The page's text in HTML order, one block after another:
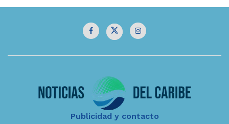
Publicidad y contacto